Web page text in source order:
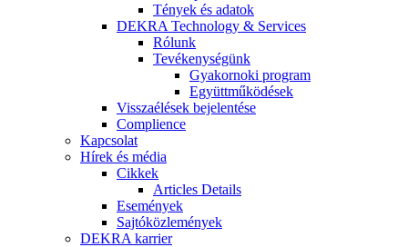
Tények és adatok
DEKRA Technology & Services
Rólunk
Tevékenységünk
Gyakornoki program
Együttműködések
Visszaélések bejelentése
Complience
Kapcsolat
Hírek és média
Cikkek
Articles Details
Események
Sajtóközlemények
DEKRA karrier